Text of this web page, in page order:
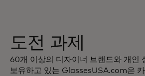
도전 과제
60개 이상의 디자이너 브랜드와 개인
보유하고 있는 GlassesUSA.com은